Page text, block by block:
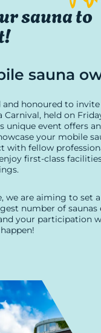
sauna to
sauna
and honoured to
held on
unique event offers
your mobile
with fellow
first-class
we are aiming to set
number of saunas
your participation